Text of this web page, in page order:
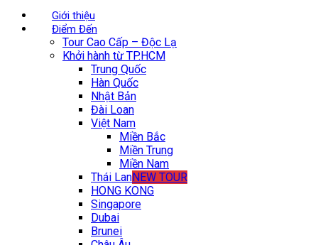
Giới thiệu
Điểm Đến
Tour Cao Cấp – Độc Lạ
Khởi hành từ TP.HCM
Trung Quốc
Hàn Quốc
Nhật Bản
Đài Loan
Việt Nam
Miền Bắc
Miền Trung
Miền Nam
Thái LanNEW TOUR
HONG KONG
Singapore
Dubai
Brunei